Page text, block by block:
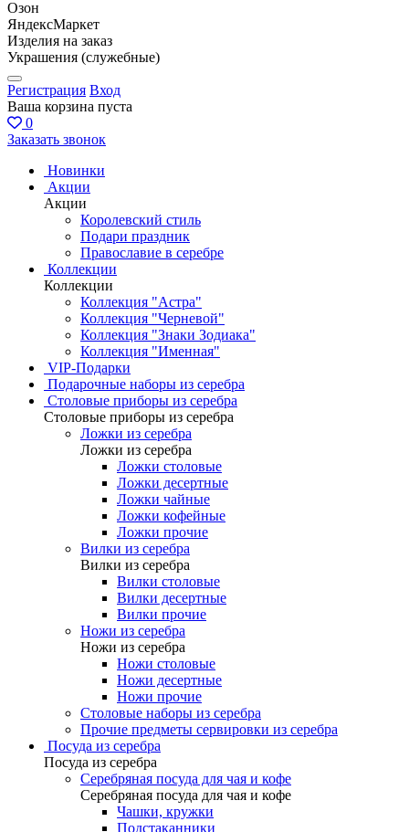
Озон
ЯндексМаркет
Изделия на заказ
Украшения (служебные)
Регистрация Вход
Ваша корзина пуста
0
Заказать звонок
Новинки
Акции
Акции
Королевский стиль
Подари праздник
Православие в серебре
Коллекции
Коллекции
Коллекция "Астра"
Коллекция "Черневой"
Коллекция "Знаки Зодиака"
Коллекция "Именная"
VIP-Подарки
Подарочные наборы из серебра
Столовые приборы из серебра
Столовые приборы из серебра
Ложки из серебра
Ложки из серебра
Ложки столовые
Ложки десертные
Ложки чайные
Ложки кофейные
Ложки прочие
Вилки из серебра
Вилки из серебра
Вилки столовые
Вилки десертные
Вилки прочие
Ножи из серебра
Ножи из серебра
Ножи столовые
Ножи десертные
Ножи прочие
Столовые наборы из серебра
Прочие предметы сервировки из серебра
Посуда из серебра
Посуда из серебра
Серебряная посуда для чая и кофе
Серебряная посуда для чая и кофе
Чашки, кружки
Подстаканники